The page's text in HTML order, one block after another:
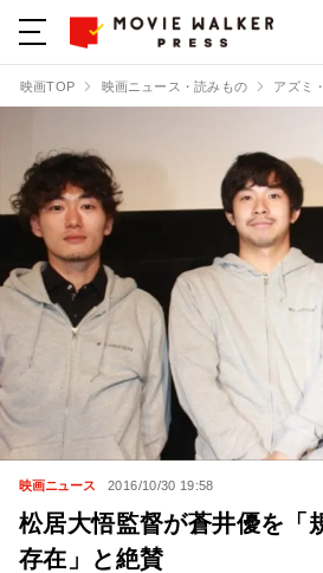
映画TOP 映画ニュース・読みもの アズミ
映画ニュース 2016/10/30 19:58
松居大悟監督が蒼井優を「
存在」と絶賛